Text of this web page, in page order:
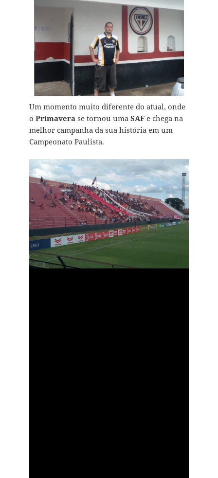
Um momento muito diferente do atual, onde
o Primaverase tornou uma SAFe chega na
melhor campanha da sua história em um
Campeonato Paulista.